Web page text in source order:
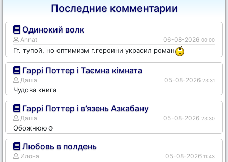
Последние комментарии
Одинокий волк
Annat 06-08-2026 00:00
Гг. тупой, но оптимизм г.героини украсил роман
Гаррі Поттер і Таємна кімната
Даша 05-08-2026 23:31
Чудова книга
Гаррі Поттер і в’язень Азкабану
Даша 05-08-2026 23:30
Обожнюю☺️
Любовь в полдень
Илона 05-08-2026 11:43